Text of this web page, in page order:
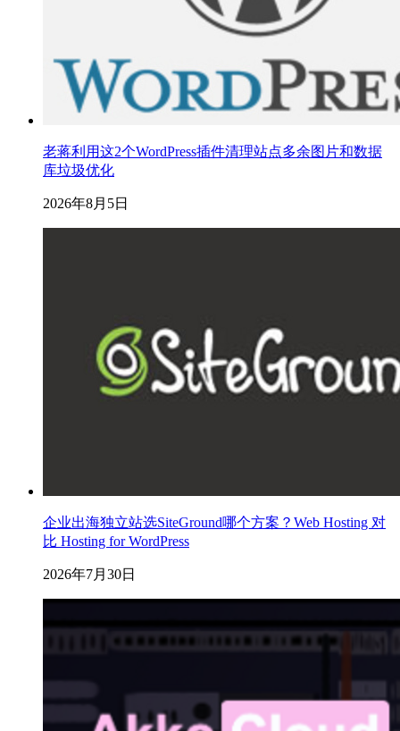
老蒋利用这2个WordPress插件清理站点多余图片和数据
库垃圾优化
2026年8月5日
企业出海独立站选SiteGround哪个方案？Web Hosting 对
比 Hosting for WordPress
2026年7月30日